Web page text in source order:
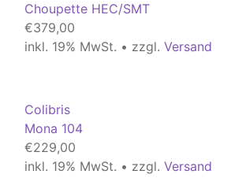
Choupette HEC/SMT
€379,00
inkl. 19% MwSt. • zzgl. Versand
Colibris
Mona 104
€229,00
inkl. 19% MwSt. • zzgl. Versand